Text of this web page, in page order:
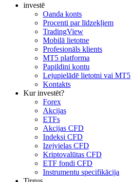
investē
Oanda konts
Procenti par līdzekļiem
TradingView
Mobilā lietotne
Profesionāls klients
MT5 platforma
Papildini kontu
Lejupielādē lietotni vai MT5
Kontakts
Kur investēt?
Forex
Akcijas
ETFs
Akcijas CFD
Indeksi CFD
Izejvielas CFD
Kriptovalūtas CFD
ETF fondi CFD
Instrumentu specifikācija